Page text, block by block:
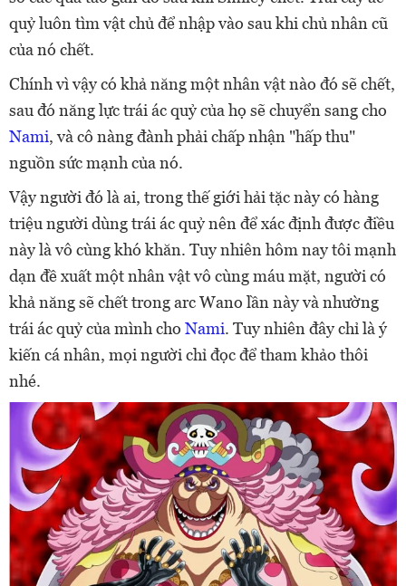
quỷ luôn tìm vật chủ để nhập vào sau khi chủ nhân cũ
của nó chết.
Chính vì vậy có khả năng một nhân vật nào đó sẽ chết,
sau đó năng lực trái ác quỷ của họ sẽ chuyển sang cho
Nami, và cô nàng đành phải chấp nhận "hấp thu"
nguồn sức mạnh của nó.
Vậy người đó là ai, trong thế giới hải tặc này có hàng
triệu người dùng trái ác quỷ nên để xác định được điều
này là vô cùng khó khăn. Tuy nhiên hôm nay tôi mạnh
dạn đề xuất một nhân vật vô cùng máu mặt, người có
khả năng sẽ chết trong arc Wano lần này và nhường
trái ác quỷ của mình cho Nami. Tuy nhiên đây chỉ là ý
kiến cá nhân, mọi người chỉ đọc để tham khảo thôi
nhé.